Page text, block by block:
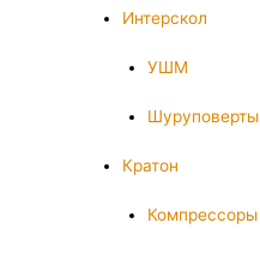
Интерскол
УШМ
Шуруповерты
Кратон
Компрессоры